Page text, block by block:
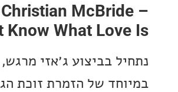
Ledisi, Christian
Don't Know What
בביצוע ג׳אזי מרגש, איטי ונקי
של הזמרת זוכת הגראמי,